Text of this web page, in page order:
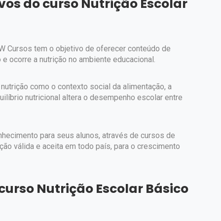
do curso Nutrição Escolar
Cursos tem o objetivo de oferecer conteúdo de
ocorre a nutrição no ambiente educacional.
como o contexto social da alimentação, a
nutricional altera o desempenho escolar entre
para seus alunos, através de cursos de
válida e aceita em todo país, para o crescimento
Nutrição Escolar Básico